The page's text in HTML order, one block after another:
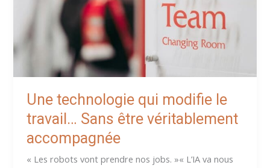
vraiment
Une technologie qui modifie le
travail… Sans être véritablement
accompagnée
« Les robots vont prendre nos jobs. »« L’IA va nous